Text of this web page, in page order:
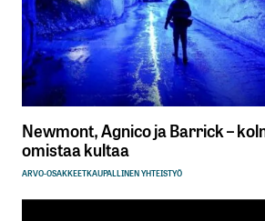
Newmont, Agnico ja Barrick –
omistaa kultaa
ARVO-OSAKKEETKAUPALLINEN YHTEISTYÖ